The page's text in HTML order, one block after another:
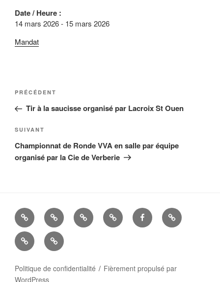
Date / Heure :
14 mars 2026 - 15 mars 2026
Mandat
Navigation
l’article
Article
précédent
PRÉCÉDENT
Tir à la saucisse organisé par Lacroix St Ouen
Article
suivant
SUIVANT
Championnat de Ronde VVA en salle par équipe
organisé par la Cie de Verberie
La
Cie
d’Arc
Histoire ALBUMSLIENS
UTILES
FACEBOOK
Mandats
Nous
contacter
–
Politique de confidentialité
Fièrement propulsé par
WordPress